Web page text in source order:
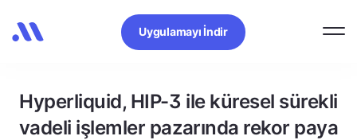
Uygulamayı İndir
Hyperliquid, HIP-3 ile küresel sürekli
vadeli işlemler pazarında rekor paya